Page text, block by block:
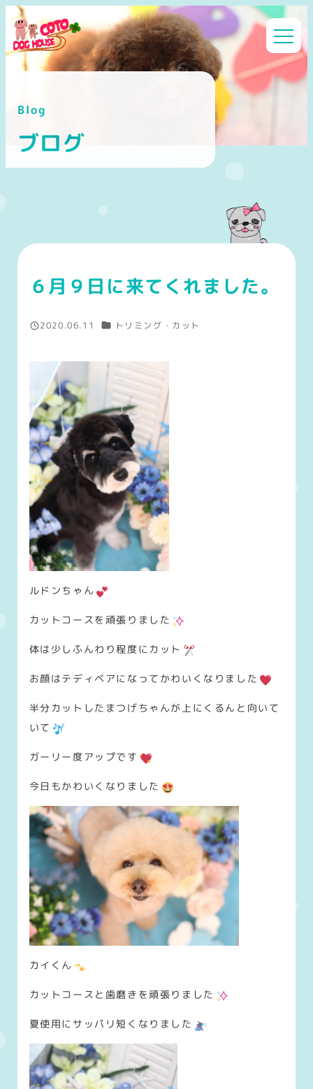
メ
イ
ン
へ
Blog
ブログ
６月９日に来てくれました。
投稿日
2020.06.11 カテゴリー
トリミング・カット
ルドンちゃん
カットコースを頑張りました
体は少しふんわり程度にカット
お顔はテディベアになってかわいくなりました
半分カットしたまつげちゃんが上にくるんと向いて
いて
ガーリー度アップです
今日もかわいくなりました
カイくん
カットコースと歯磨きを頑張りました
夏使用にサッパリ短くなりました